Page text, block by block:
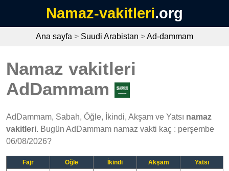
Namaz-vakitleri.org
Ana sayfa > Suudi Arabistan >Ad-dammam
Namaz vakitleri
AdDammam
AdDammam, Sabah, Öğle, İkindi, Akşam ve Yatsı namaz
vakitleri. Bugün AdDammam namaz vakti kaç : perşembe
06/08/2026?
Fajr Öğle İkindi Akşam
Yatsı